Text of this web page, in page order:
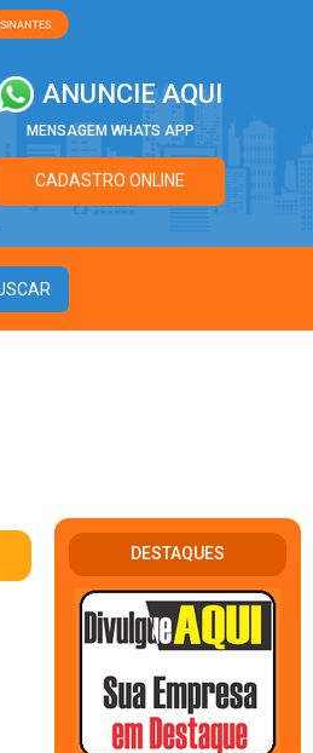
ANUNCIE AQUI
MENSAGEM WHATS APP
CADASTRO ONLINE
DESTAQUES